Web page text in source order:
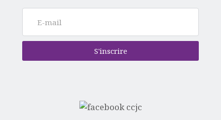
S'inscrire